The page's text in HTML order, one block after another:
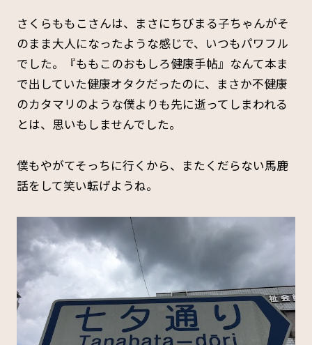
さくらももこさんは、まさにちびまる子ちゃんがそ
のまま大人になったような感じで、いつもパワフル
でした。『ももこのおもしろ健康手帖』なんて本ま
で出していた健康オタクだったのに、まさか不健康
のカタマリのような僕よりも先に逝ってしまわれる
とは、思いもしませんでした。
僕もやがてそっちに行くから、またくだらない馬鹿
話をして笑い転げようね。